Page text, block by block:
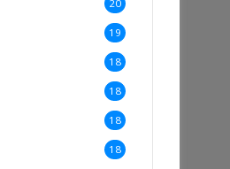
20
19
18
18
18
18